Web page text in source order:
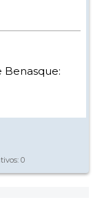
Benasque:
0